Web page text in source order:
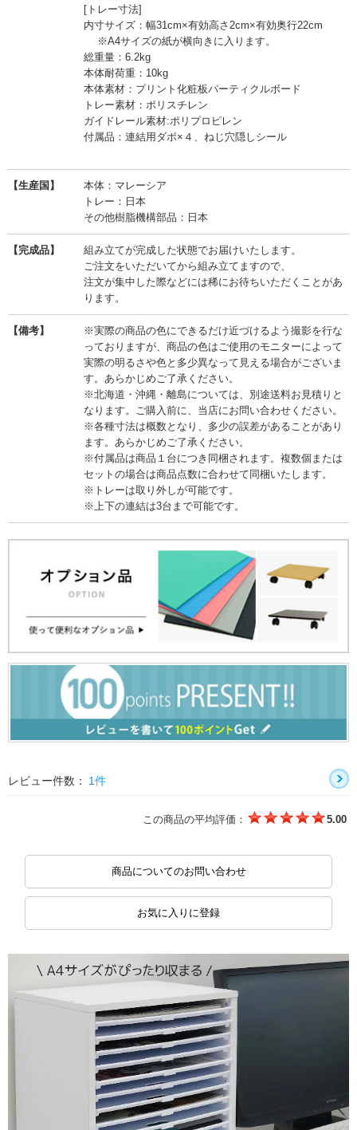
[トレー寸法]
内寸サイズ：幅31cm×有効高さ2cm×有効奥行22cm
※A4サイズの紙が横向きに入ります。
総重量：6.2kg
本体耐荷重：10kg
本体素材：プリント化粧板パーティクルボード
トレー素材：ポリスチレン
ガイドレール素材:ポリプロピレン
付属品：連結用ダボ×４、ねじ穴隠しシール
【生産国】
本体：マレーシア
トレー：日本
その他樹脂機構部品：日本
【完成品】
組み立てが完成した状態でお届けいたします。
ご注文をいただいてから組み立てますので、
注文が集中した際などには稀にお待ちいただくことがあ
ります。
【備考】
※実際の商品の色にできるだけ近づけるよう撮影を行な
っておりますが、商品の色はご使用のモニターによって
実際の明るさや色と多少異なって見える場合がございま
す。あらかじめご了承ください。
※北海道・沖縄・離島については、別途送料お見積りと
なります。ご購入前に、当店にお問い合わせください。
※各種寸法は概数となり、多少の誤差があることがあり
ます。あらかじめご了承ください。
※付属品は商品１台につき同梱されます。複数個または
セットの場合は商品点数に合わせて同梱いたします。
※トレーは取り外しが可能です。
※上下の連結は3台まで可能です。
レビュー件数： 1件
この商品の平均評価： 5.00
商品についてのお問い合わせ
お気に入りに登録